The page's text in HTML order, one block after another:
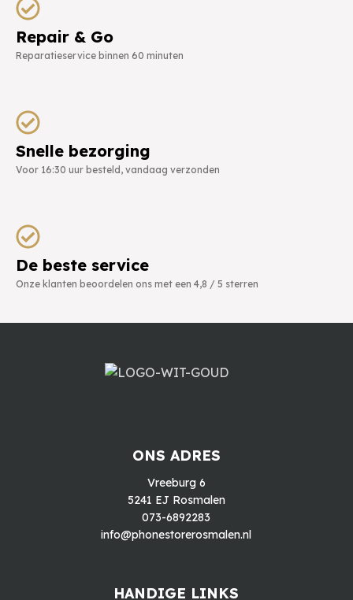
Repair & Go
Reparatieservice binnen 60 minuten
Snelle bezorging
Voor 16:30 uur besteld, vandaag verzonden
De beste service
Onze klanten beoordelen ons met een 4,8 / 5 sterren
ONS ADRES
Vreeburg 6
5241 EJ Rosmalen
073-6892283
info@phonestorerosmalen.nl
HANDIGE LINKS